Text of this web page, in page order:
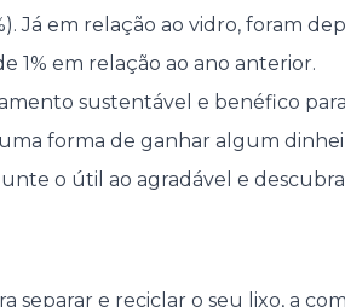
Já em relação ao vidro, foram
1% em relação ao ano anterior.
sustentável e benéfico
forma de ganhar algum
o útil ao agradável e
separar e reciclar o seu lixo, a